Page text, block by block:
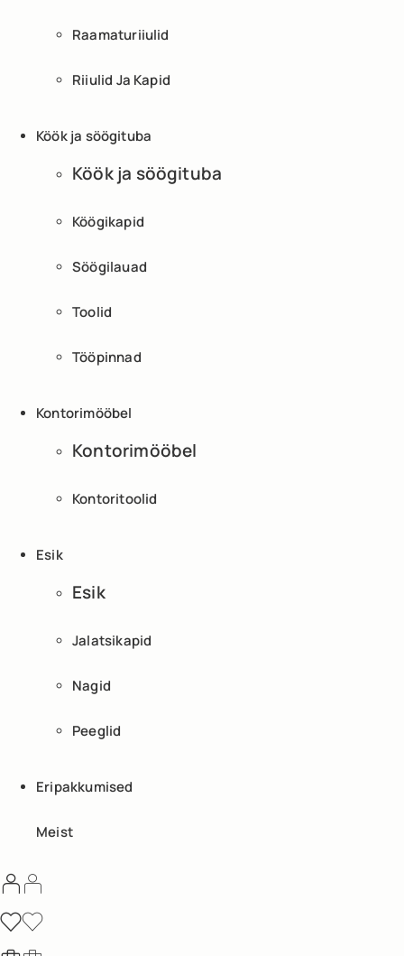
Raamaturiiulid
Riiulid Ja Kapid
Köök ja söögituba
Köök ja söögituba
Köögikapid
Söögilauad
Toolid
Tööpinnad
Kontorimööbel
Kontorimööbel
Kontoritoolid
Esik
Esik
Jalatsikapid
Nagid
Peeglid
Eripakkumised
Meist